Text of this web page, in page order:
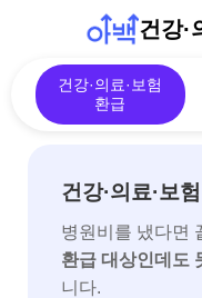
건강·
건강·의료·보험
환급
건강·의료·보
병원비를 냈다면
환급 대상인데도
니다.